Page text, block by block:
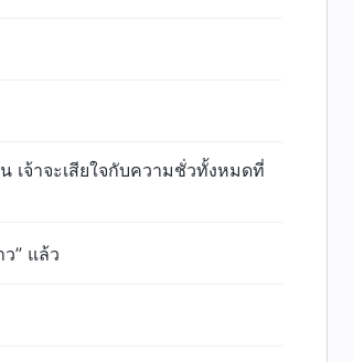
เจ้าจะเสียใจกับความชั่วทั้งหมดที่
” แล้ว